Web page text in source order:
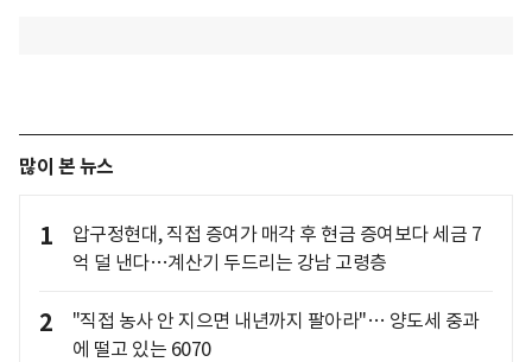
많이 본 뉴스
1
압구정현대, 직접 증여가 매각 후 현금 증여보다 세금 7
억 덜 낸다…계산기 두드리는 강남 고령층
2
"직접 농사 안 지으면 내년까지 팔아라"… 양도세 중과
에 떨고 있는 6070